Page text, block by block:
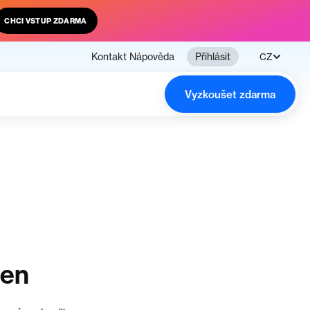
CHCI VSTUP ZDARMA
Kontakt Nápověda Přihlásit CZ
Vyzkoušet zdarma